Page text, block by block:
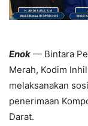
Enok — Bintara
Merah, Kodim
melaksanakan
penerimaan
Darat.